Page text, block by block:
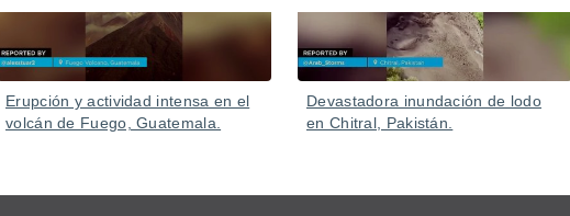
Erupción y actividad intensa en el
volcán de Fuego, Guatemala.
Devastadora inundación de lodo
en Chitral, Pakistán.